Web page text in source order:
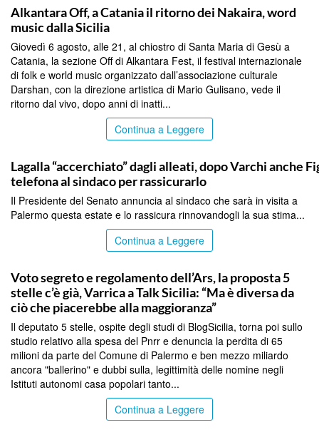
Alkantara Off, a Catania il ritorno dei Nakaira, word
music dalla Sicilia
Giovedì 6 agosto, alle 21, al chiostro di Santa Maria di Gesù a
Catania, la sezione Off di Alkantara Fest, il festival internazionale
di folk e world music organizzato dall’associazione culturale
Darshan, con la direzione artistica di Mario Gulisano, vede il
ritorno dal vivo, dopo anni di inatti...
Continua a Leggere
Lagalla “accerchiato” dagli alleati, dopo Varchi anche
telefona al sindaco per rassicurarlo
Il Presidente del Senato annuncia al sindaco che sarà in visita a
Palermo questa estate e lo rassicura rinnovandogli la sua stima...
Continua a Leggere
Voto segreto e regolamento dell’Ars, la proposta 5
stelle c’è già, Varrica a Talk Sicilia: “Ma è diversa da
ciò che piacerebbe alla maggioranza”
Il deputato 5 stelle, ospite degli studi di BlogSicilia, torna poi sullo
studio relativo alla spesa del Pnrr e denuncia la perdita di 65
milioni da parte del Comune di Palermo e ben mezzo miliardo
ancora "ballerino" e dubbi sulla, legittimità delle nomine negli
Istituti autonomi casa popolari tanto...
Continua a Leggere